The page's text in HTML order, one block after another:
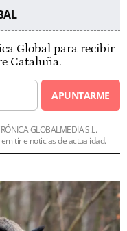
Global para recibir
Cataluña.
APUNTARME
GLOBALMEDIA S.L.
noticias de actualidad.